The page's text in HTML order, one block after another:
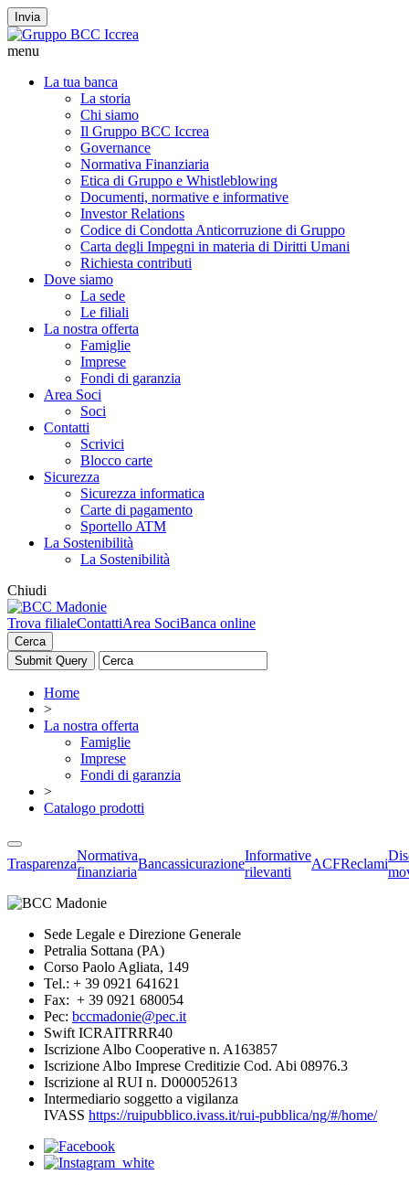
Invia
menu
La tua banca
La storia
Chi siamo
Il Gruppo BCC Iccrea
Governance
Normativa Finanziaria
Etica di Gruppo e Whistleblowing
Documenti, normative e informative
Investor Relations
Codice di Condotta Anticorruzione di Gruppo
Carta degli Impegni in materia di Diritti Umani
Richiesta contributi
Dove siamo
La sede
Le filiali
La nostra offerta
Famiglie
Imprese
Fondi di garanzia
Area Soci
Soci
Contatti
Scrivici
Blocco carte
Sicurezza
Sicurezza informatica
Carte di pagamento
Sportello ATM
La Sostenibilità
La Sostenibilità
Chiudi
Trova filialeContattiArea SociBanca online
Cerca
Home
>
La nostra offerta
Famiglie
Imprese
Fondi di garanzia
>
Catalogo prodotti
Trasparenza
Normativa
finanziaria
Bancassicurazione
Informative
rilevanti
ACFReclami
Sede Legale e Direzione Generale
Petralia Sottana (PA)
Corso Paolo Agliata, 149
Tel.: + 39 0921 641621
Fax: + 39 0921 680054
Pec: bccmadonie@pec.it
Swift ICRAITRRR40
Iscrizione Albo Cooperative n. A163857
Iscrizione Albo Imprese Creditizie Cod. Abi 08976.3
Iscrizione al RUI n. D000052613
Intermediario soggetto a vigilanza
IVASS https://ruipubblico.ivass.it/rui-pubblica/ng/#/home/